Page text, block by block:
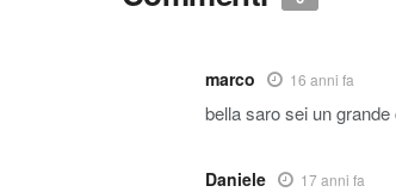
marco 16 anni fa
bella saro sei un
Daniele 17 anni fa